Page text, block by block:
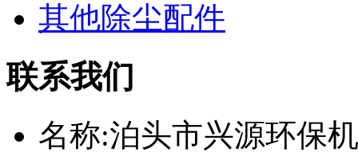
其他除尘配件
联系我们
名称:泊头市兴源环保